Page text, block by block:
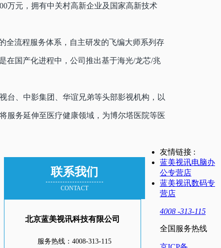
万元，拥有中关村高新企业及国家高新技术
全流程服务体系，自主研发的飞编大师系列存
在国产化进程中，公司推出基于海光/龙芯/兆
台、中影集团、华谊兄弟等头部影视机构，以
服务延伸至医疗健康领域，为博尔塔医院等医
联系我们
CONTACT
北京蓝美视讯科技有限公司
服务热线：4008-313-115
友情链接 :
蓝美视讯电脑办
公专营店
蓝美视讯数码专
营店
4008 -313-115
全国服务热线